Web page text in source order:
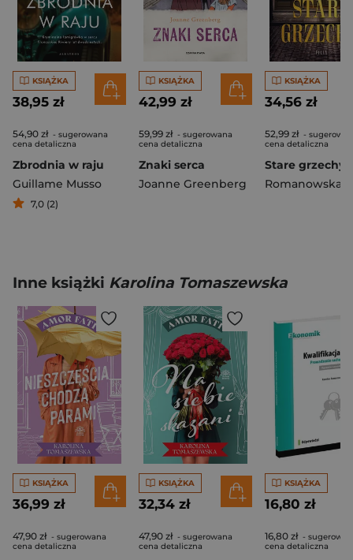
KSIĄŻKA
38,95 zł
54,90 zł - sugerowana
cena detaliczna
Zbrodnia w raju
Guillame Musso
7,0 (2)
KSIĄŻKA
42,99 zł
59,99 zł - sugerowana
cena detaliczna
Znaki serca
Joanne Greenberg
KSIĄŻKA
34,56 zł
52,99 zł -
cena detaliczna
Stare grzechy
Inne książki Karolina Tomaszewska
KSIĄŻKA
36,99 zł
47,90 zł - sugerowana
cena detaliczna
KSIĄŻKA
32,34 zł
47,90 zł - sugerowana
cena detaliczna
KSIĄŻKA
16,80 zł
16,80 zł -
cena detaliczna